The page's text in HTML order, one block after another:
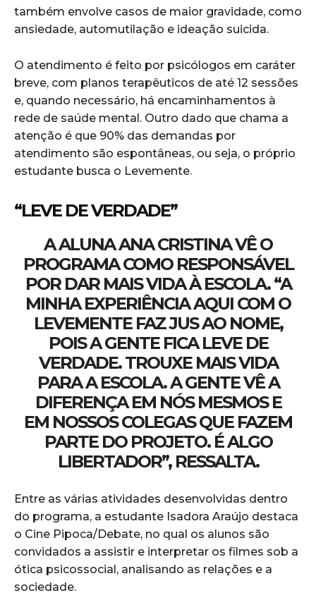
também envolve casos de maior gravidade, como
ansiedade, automutilação e ideação suicida.
O atendimento é feito por psicólogos em caráter
breve, com planos terapêuticos de até 12 sessões
e, quando necessário, há encaminhamentos à
rede de saúde mental. Outro dado que chama a
atenção é que 90% das demandas por
atendimento são espontâneas, ou seja, o próprio
estudante busca o Levemente.
“LEVE DE VERDADE”
A ALUNA ANA CRISTINA VÊ O
PROGRAMA COMO RESPONSÁVEL
POR DAR MAIS VIDA À ESCOLA. “A
MINHA EXPERIÊNCIA AQUI COM O
LEVEMENTE FAZ JUS AO NOME,
POIS A GENTE FICA LEVE DE
VERDADE. TROUXE MAIS VIDA
PARA A ESCOLA. A GENTE VÊ A
DIFERENÇA EM NÓS MESMOS E
EM NOSSOS COLEGAS QUE FAZEM
PARTE DO PROJETO. É ALGO
LIBERTADOR”, RESSALTA.
Entre as várias atividades desenvolvidas dentro
do programa, a estudante Isadora Araújo destaca
o Cine Pipoca/Debate, no qual os alunos são
convidados a assistir e interpretar os filmes sob a
ótica psicossocial, analisando as relações e a
sociedade.